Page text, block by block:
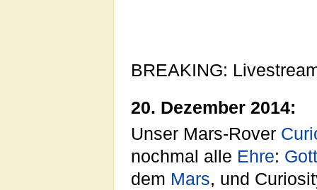
BREAKING:
20. Dezember 2014:
Unser Mars-Rover
nochmal alle Ehre: Gott
dem Mars, und